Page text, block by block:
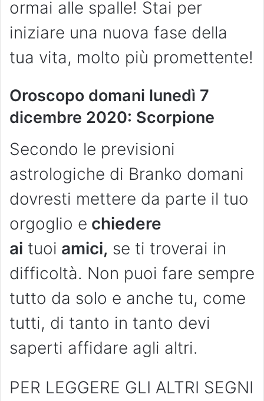
ormai alle spalle! Stai per
iniziare una nuova fase della
tua vita, molto più promettente!
Oroscopo domani lunedì 7
dicembre 2020: Scorpione
Secondo le previsioni
astrologiche di Branko domani
dovresti mettere da parte il tuo
orgoglio e chiedere
ai tuoi amici, se ti troverai in
difficoltà. Non puoi fare sempre
tutto da solo e anche tu, come
tutti, di tanto in tanto devi
saperti affidare agli altri.
PER LEGGERE GLI ALTRI SEGNI